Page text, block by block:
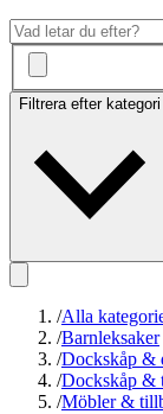
Filtrera efter kategori
/Alla
/Barnleksaker
/Dockskåp &
/Dockskåp &
/Möbler &